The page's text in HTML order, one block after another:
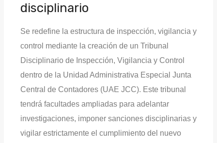
disciplinario
Se redefine la estructura de inspección, vigilancia y
control mediante la creación de un Tribunal
Disciplinario de Inspección, Vigilancia y Control
dentro de la Unidad Administrativa Especial Junta
Central de Contadores (UAE JCC). Este tribunal
tendrá facultades ampliadas para adelantar
investigaciones, imponer sanciones disciplinarias y
vigilar estrictamente el cumplimiento del nuevo